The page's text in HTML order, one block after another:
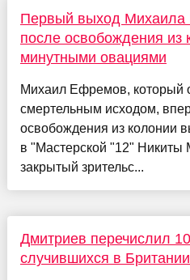
Первый выход Михаила
после освобождения из
минутными овациями
Михаил Ефремов, который
смертельным исходом,
освобождения из колонии
в "Мастерской "12"
закрытый зрительс...
Дмитриев перечислил
случившихся в